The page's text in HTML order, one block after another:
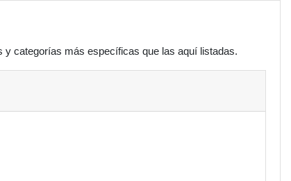
y categorías más específicas que las aquí listadas.